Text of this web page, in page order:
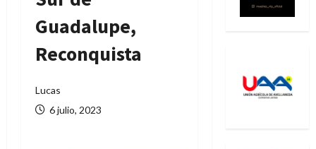
Guadalupe,
Reconquista
Lucas
6 julio, 2023